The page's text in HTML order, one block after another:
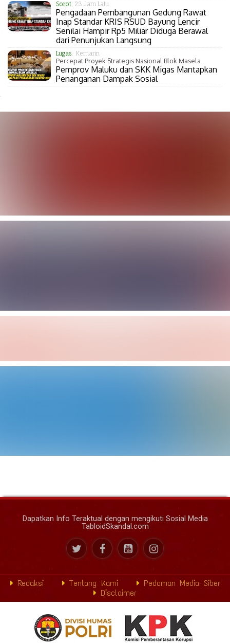
Sorot, 23 Jam Lalu
Pengadaan Pembangunan Gedung Rawat
Inap Standar KRIS RSUD Bayung Lencir
Senilai Hampir Rp5 Miliar Diduga Berawal
dari Penunjukan Langsung
Lugas, Kemarin
Percepat Proyek Strategis Nasional Blok Masela
Pemprov Maluku dan SKK Migas Mantapkan
Penanganan Dampak Sosial
Dapatkan Info Teraktual dengan mengikuti Sosial Media
TabloidSkandal.com
Redaksi Tentang Kami
Pedoman Media Siber
Disclaimer